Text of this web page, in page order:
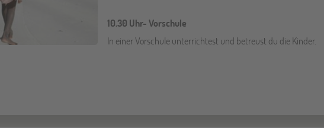
10.30 Uhr- Vorschule
In einer Vorschule unterrichtest und betreust du die Kinder.